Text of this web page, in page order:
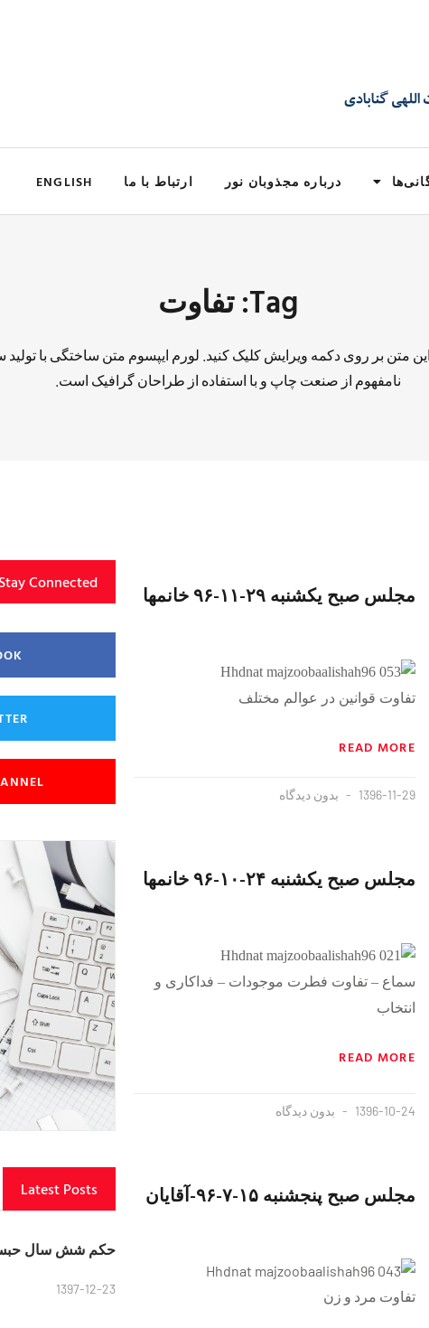
درباره مجذوبان نور ارتباط با ما ENGLISH
Tag: تفاوت
این متن بر روی دکمه ویرایش کلیک کنید. لورم ایپسوم متن ساختگی با
نامفهوم از صنعت چاپ و با استفاده از طراحان گرافیک است.
{https://soundcloud.com/majzooban/zjzmqzv7gust}
مجلس صبح یکشنبه ۲۹-۱۱-۹۶ خانمها
تفاوت قوانین در عوالم مختلف
READ MORE
1396-11-29 بدون دیدگاه
مجلس صبح یکشنبه ۲۴-۱۰-۹۶ خانمها
سماع – تفاوت فطرت موجودات – فداکاری و
انتخاب
READ MORE
1396-10-24 بدون دیدگاه
{https://soundcloud.com/majzooban/bqzien5g5zem}
مجلس صبح پنجشنبه ١۵-٧-٩۶-آقایان
تفاوت مرد و زن
Stay Connected
Latest Posts
حکم شش سال
1397-12-23